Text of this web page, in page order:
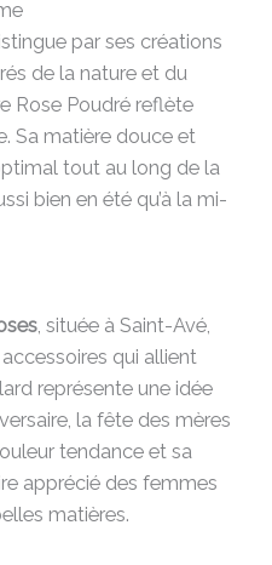
par ses créations
de la nature et du
Rose Poudré reflète
Sa matière douce et
tout au long de la
bien en été qu’à la mi-
, située à Saint-Avé,
qui allient
représente une idée
la fête des mères
tendance et sa
apprécié des femmes
matières.